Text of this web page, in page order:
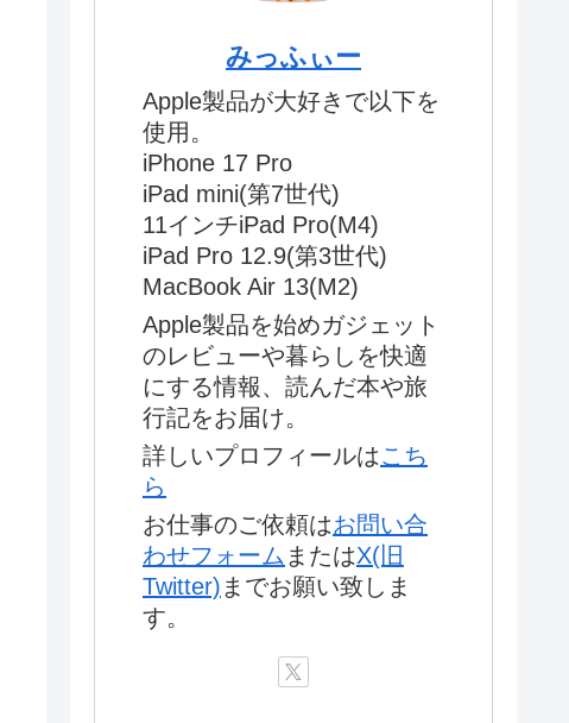
みっふぃー
Apple製品が大好きで以下を
使用。
iPhone 17 Pro
iPad mini(第7世代)
11インチiPad Pro(M4)
iPad Pro 12.9(第3世代)
MacBook Air 13(M2)
Apple製品を始めガジェット
のレビューや暮らしを快適
にする情報、読んだ本や旅
行記をお届け。
詳しいプロフィールはこち
ら
お仕事のご依頼はお問い合
わせフォーム またはX(旧
Twitter) までお願い致しま
す。